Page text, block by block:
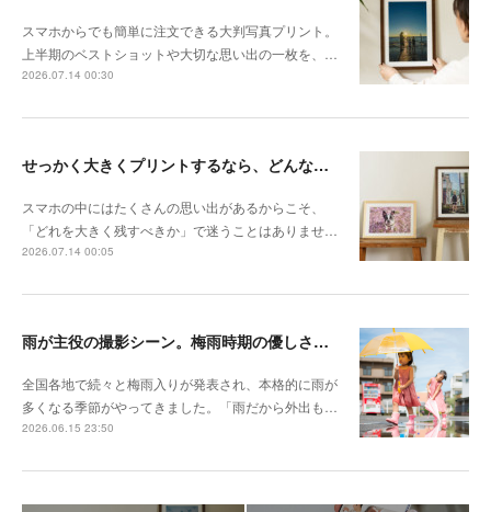
スマホからでも簡単に注文できる大判写真プリント。
上半期のベストショットや大切な思い出の一枚を、…
2026.07.14 00:30
せっかく大きくプリントするなら、どんな写真が向いている？
スマホの中にはたくさんの思い出があるからこそ、
「どれを大きく残すべきか」で迷うことはありませ…
2026.07.14 00:05
雨が主役の撮影シーン。梅雨時期の優しさを切り取る撮影テクニック
全国各地で続々と梅雨入りが発表され、本格的に雨が
多くなる季節がやってきました。「雨だから外出も…
2026.06.15 23:50